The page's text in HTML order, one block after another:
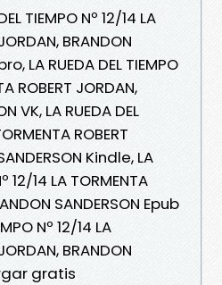
TIEMPO Nº 12/14 LA
BRANDON
LA RUEDA DEL TIEMPO
ROBERT JORDAN,
VK, LA RUEDA DEL
ROBERT
Kindle, LA
12/14 LA TORMENTA
SANDERSON Epub
Nº 12/14 LA
BRANDON
gratis